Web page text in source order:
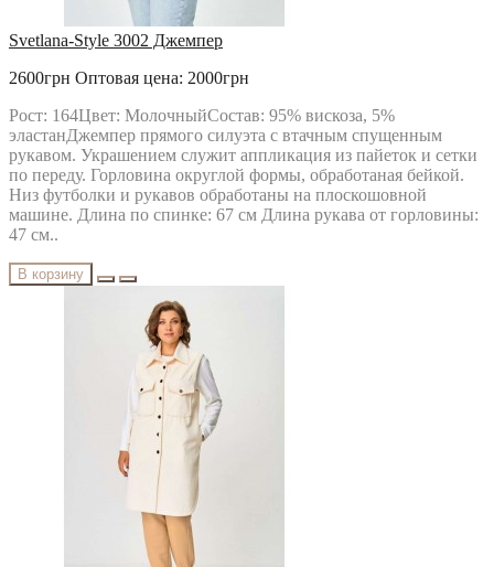
Svetlana-Style 3002 Джемпер
2600грн Оптовая цена: 2000грн
Рост: 164Цвет: МолочныйСостав: 95% вискоза, 5%
эластанДжемпер прямого силуэта с втачным спущенным
рукавом. Украшением служит аппликация из пайеток и сетки
по переду. Горловина округлой формы, обработаная бейкой.
Низ футболки и рукавов обработаны на плоскошовной
машине. Длина по спинке: 67 см Длина рукава от горловины:
47 см..
В корзину